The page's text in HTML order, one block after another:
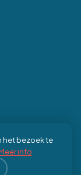
het bezoek te
info